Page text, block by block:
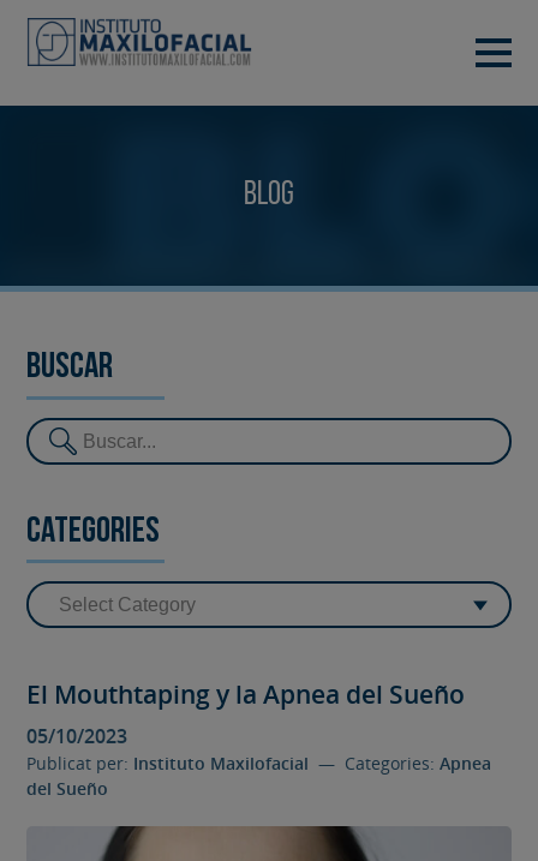
Blog
Buscar
Categories
El Mouthtaping y la Apnea del Sueño
05/10/2023
Publicat per: Instituto Maxilofacial — Categories:Apnea
del Sueño